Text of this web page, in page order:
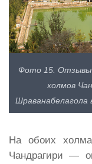
Фото 15. Отзывы
холмов
На обоих
Чандрагири —